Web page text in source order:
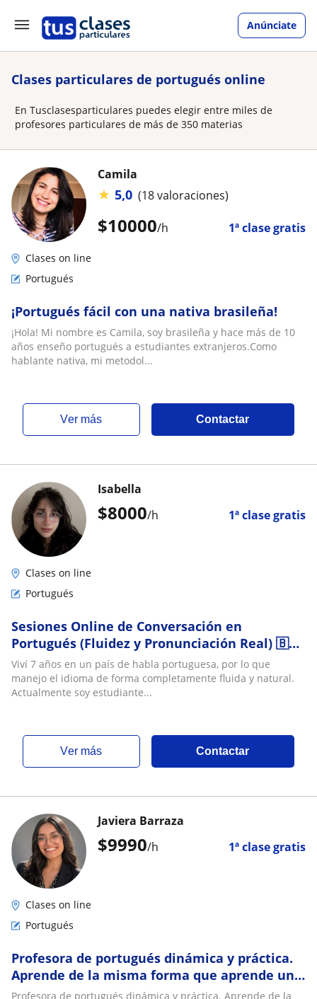
Anúnciate
Clases particulares de portugués online
En Tusclasesparticulares puedes elegir entre miles de
profesores particulares de más de 350 materias
$10000/h 1ª clase gratis
Camila
★ 5,0 (18 valoraciones)
Clases on line
Portugués
¡Portugués fácil con una nativa brasileña!
¡Hola! Mi nombre es Camila, soy brasileña y hace más de 10
años enseño portugués a estudiantes extranjeros.Como
hablante nativa, mi metodol...
ver más Contactar
$8000/h 1ª clase gratis
Isabella
Clases on line
Portugués
Sesiones Online de Conversación en
Portugués (Fluidez y Pronunciación Real) 🇧🇷
🇵🇹
Viví 7 años en un país de habla portuguesa, por lo que
manejo el idioma de forma completamente fluida y natural.
Actualmente soy estudiante...
ver más Contactar
$9990/h 1ª clase gratis
Javiera Barraza
Clases on line
Portugués
Profesora de portugués dinámica y práctica.
Aprende de la misma forma que aprende un
niño a hablar
Profesora de portugués dinámica y práctica. Aprende de la